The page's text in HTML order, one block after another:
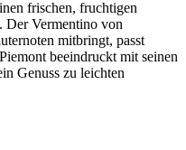
frischen, fruchtigen
Der Vermentino von
mitbringt, passt
beeindruckt mit seinen
Genuss zu leichten